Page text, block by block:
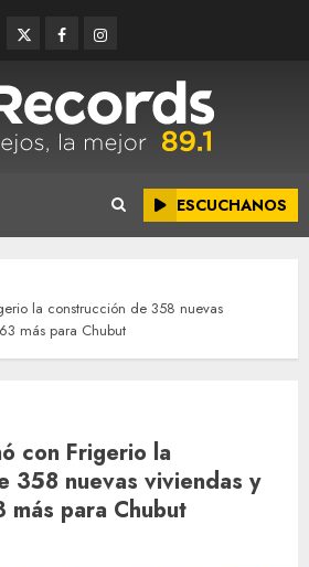
TwitterFacebookInstagram
ESCUCHANOS
la construcción de 358 nuevas
más para Chubut
con Frigerio la
358 nuevas viviendas y
para Chubut